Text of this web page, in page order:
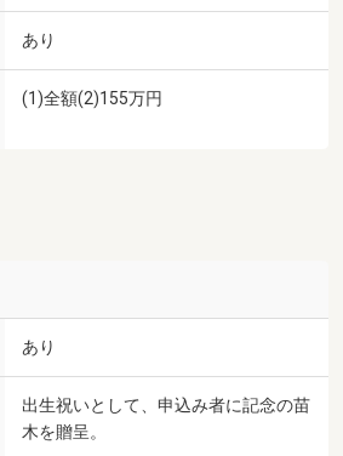
あり
(1)全額(2)155万円
あり
出生祝いとして、申込み者に記念の苗
木を贈呈。